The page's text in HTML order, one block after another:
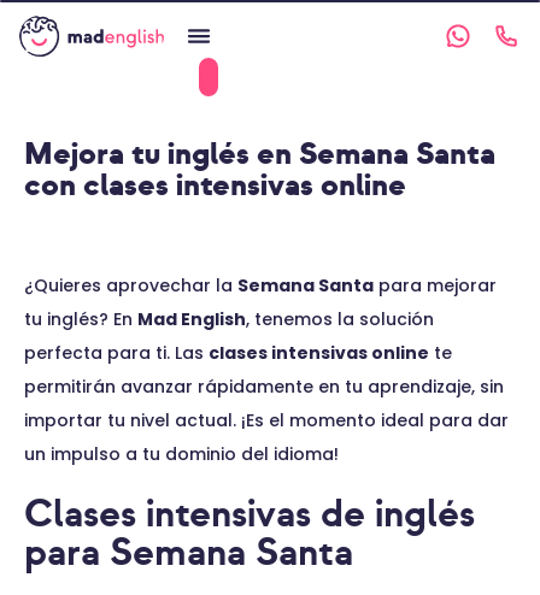
Mejora tu inglés en Semana Santa
con clases intensivas online
¿Quieres aprovechar la Semana Santa para mejorar
tu inglés? En Mad English, tenemos la solución
perfecta para ti. Las clases intensivas online te
permitirán avanzar rápidamente en tu aprendizaje, sin
importar tu nivel actual. ¡Es el momento ideal para dar
un impulso a tu dominio del idioma!
Clases intensivas de inglés
para Semana Santa